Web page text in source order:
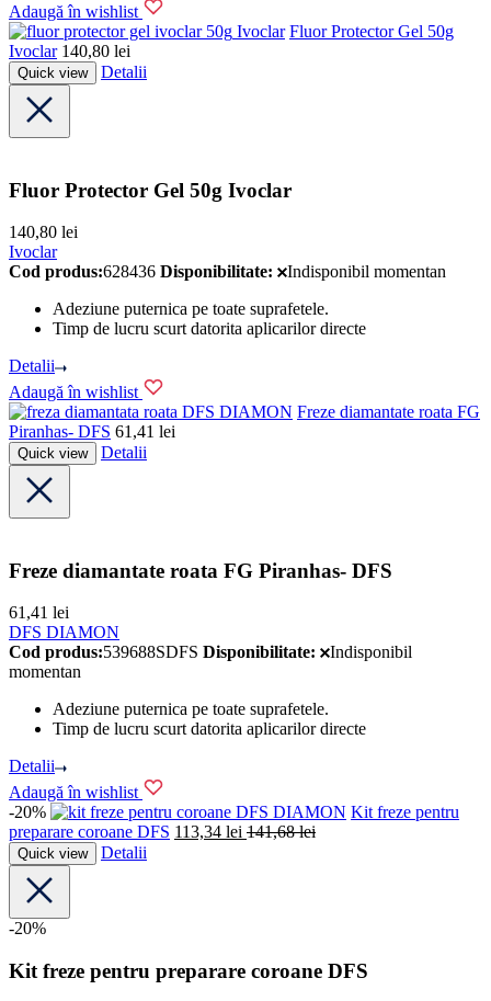
Adaugă în wishlist
Ivoclar Fluor Protector Gel 50g
Ivoclar 140,80 lei
Quick view Detalii
Fluor Protector Gel 50g Ivoclar
140,80 lei
Ivoclar
Cod produs:628436 Disponibilitate:
Indisponibil momentan
Adeziune puternica pe toate suprafetele.
Timp de lucru scurt datorita aplicarilor directe
Detalii
Adaugă în wishlist
DFS DIAMON Freze diamantate roata FG
Piranhas- DFS 61,41 lei
Quick view Detalii
Freze diamantate roata FG Piranhas- DFS
61,41 lei
DFS DIAMON
Cod produs:539688SDFS Disponibilitate:
Indisponibil
momentan
Adeziune puternica pe toate suprafetele.
Timp de lucru scurt datorita aplicarilor directe
Detalii
Adaugă în wishlist
-20%
DFS DIAMON Kit freze pentru
preparare coroane DFS 113,34 lei 141,68lei
Quick view Detalii
-20%
Kit freze pentru preparare coroane DFS